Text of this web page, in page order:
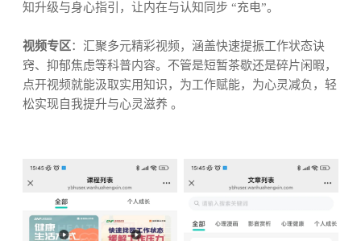
知升级与身心指引，让内在与认知同步 “充电”。
视频专区 ：汇聚多元精彩视频，涵盖快速提振工作状态诀
窍、抑郁焦虑等科普内容。不管是短暂茶歇还是碎片闲暇，
点开视频就能汲取实用知识，为工作赋能，为心灵减负，轻
松实现自我提升与心灵滋养 。